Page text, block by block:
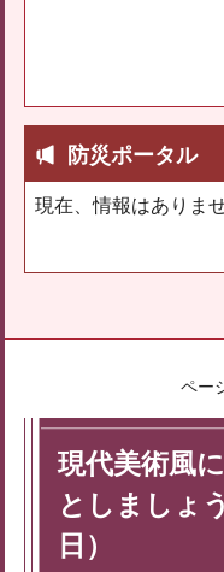
防災ポータル
現在、情報はありませ
ペー
現代美術風
としましょ
日）